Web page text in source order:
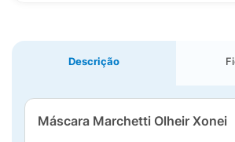
Descrição
Máscara Marchetti Olheir Xonei